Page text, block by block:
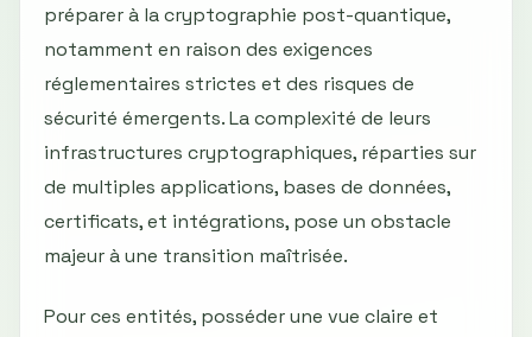
préparer à la cryptographie post-quantique,
notamment en raison des exigences
réglementaires strictes et des risques de
sécurité émergents. La complexité de leurs
infrastructures cryptographiques, réparties sur
de multiples applications, bases de données,
certificats, et intégrations, pose un obstacle
majeur à une transition maîtrisée.
Pour ces entités, posséder une vue claire et